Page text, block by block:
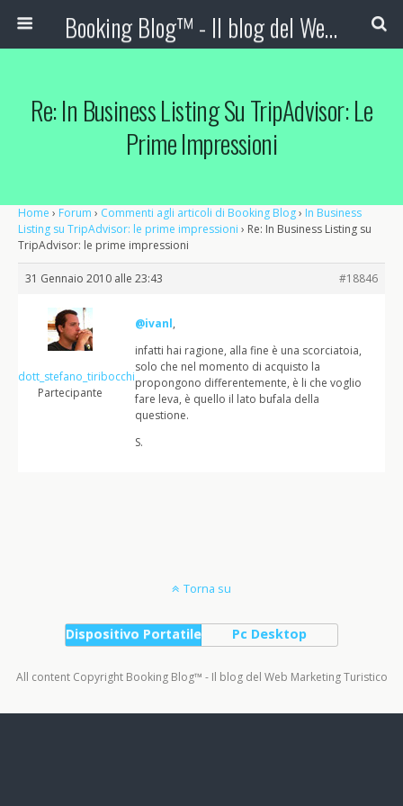
Booking Blog™ - Il blog del Web Marketing Turistico
Re: In Business Listing Su TripAdvisor: Le
Prime Impressioni
Home › Forum › Commenti agli articoli di Booking Blog› In Business
Listing su TripAdvisor: le prime impressioni › Re: In Business Listing su
TripAdvisor: le prime impressioni
31 Gennaio 2010 alle 23:43 #18846
dott_stefano_tiribocchi
Partecipante
@ivanl,
infatti hai ragione, alla fine è una scorciatoia,
solo che nel momento di acquisto la
propongono differentemente, è li che voglio
fare leva, è quello il lato bufala della
questione.
S.
Torna su
Dispositivo Portatile Pc Desktop
All content Copyright Booking Blog™ - Il blog del Web Marketing Turistico